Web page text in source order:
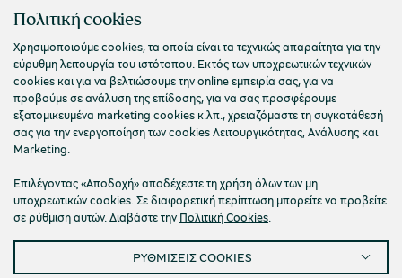
ΠΟΛΙΤΙΣΤΙΚΟ ΙΔΡΥΜΑ ΟΜΙΛΟΥ ΠΕΙΡΑΙΩΣ
Τ. 210 3256922
Ε. info@piop.gr
ΣΥΝΔΕΘΕΙΤΕ ΜΑΖΙ ΜΑΣ
Πολιτική απορρήτου Όροι χρήσης Cookies
Πολιτική cookies
Χρησιμοποιούμε cookies, τα οποία είναι τα τεχνικώς απαραίτητα για την
εύρυθμη λειτουργία του ιστότοπου. Εκτός των υποχρεωτικών τεχνικών
cookies και για να βελτιώσουμε την online εμπειρία σας, για να
προβούμε σε ανάλυση της επίδοσης, για να σας προσφέρουμε
εξατομικευμένα marketing cookies κ.λπ., χρειαζόμαστε τη συγκατάθεσή
σας για την ενεργοποίηση των cookies Λειτουργικότητας, Ανάλυσης και
Marketing.
Επιλέγοντας «Αποδοχή» αποδέχεστε τη χρήση όλων των μη
υποχρεωτικών cookies. Σε διαφορετική περίπτωση μπορείτε να προβείτε
σε ρύθμιση αυτών. Διαβάστε την Πολιτική Cookies.
ΡΥΘΜΙΣΕΙΣ COOKIES